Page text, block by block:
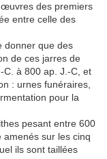
des premiers
entre celle des
donner que des
de ces jarres de
C. à 800 ap. J.-C, et
: urnes funéraires,
pour la
pesant entre 600
amenés sur les cinq
ils sont taillées